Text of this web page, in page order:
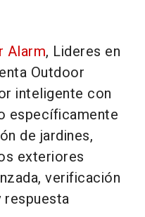
Alarm, Lideres en
Outdoor
inteligente con
específicamente
de jardines,
exteriores
verificación